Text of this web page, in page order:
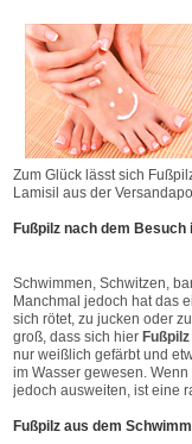
Zum Glück lässt sich
Lamisil aus der
Fußpilz nach dem
Schwimmen, Schwitzen,
Manchmal jedoch hat das
sich rötet, zu jucken oder
groß, dass sich hier Fußpilz
nur weißlich gefärbt und
im Wasser gewesen.
jedoch ausweiten, ist eine
Fußpilz aus dem